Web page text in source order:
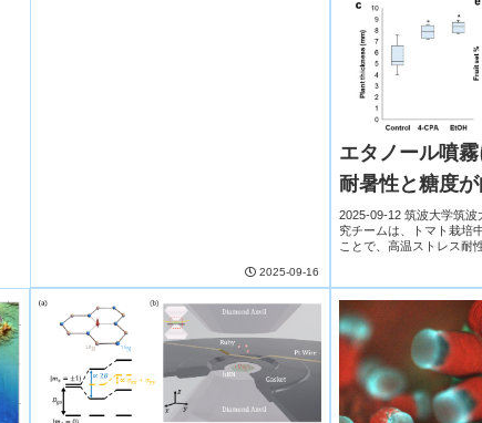
2025-09-16
エタノール噴
耐暑性と糖度
2025-09-12 筑波大学筑
究チームは、トマト栽培
ことで、高温ストレス耐
た。従来、猛暑下では花
結...